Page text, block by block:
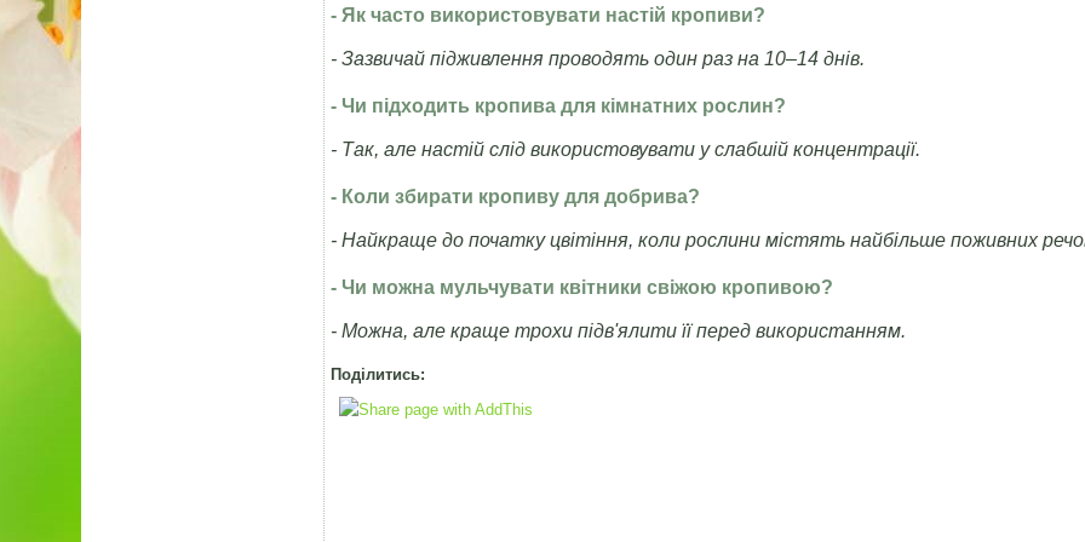
- Як часто використовувати настій кропиви?
- Зазвичай підживлення проводять один раз на 10–14 днів.
- Чи підходить кропива для кімнатних рослин?
- Так, але настій слід використовувати у слабшій концентрації.
- Коли збирати кропиву для добрива?
- Найкраще до початку цвітіння, коли рослини містять найбільше поживних
- Чи можна мульчувати квітники свіжою кропивою?
- Можна, але краще трохи підв'ялити її перед використанням.
Поділитись: